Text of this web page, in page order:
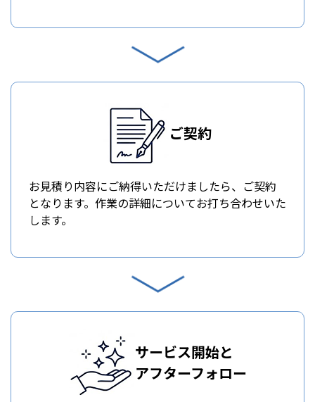
ご契約
お見積り内容にご納得いただけましたら、ご契約
となります。作業の詳細についてお打ち合わせいた
します。
サービス開始と
アフターフォロー